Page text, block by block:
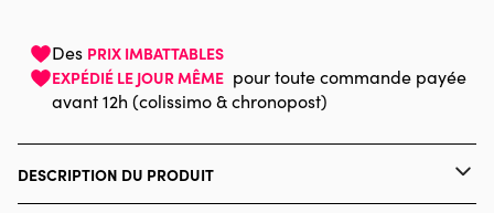
Des PRIX IMBATTABLES
EXPÉDIÉ LE JOUR MÊME pour toute commande payée
avant 12h (colissimo & chronopost)
DESCRIPTION DU PRODUIT
Ciro Marchetti / MGL